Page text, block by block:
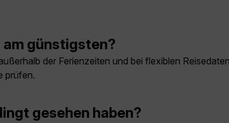
am günstigsten?
der Ferienzeiten und bei flexiblen
prüfen.
gesehen haben?